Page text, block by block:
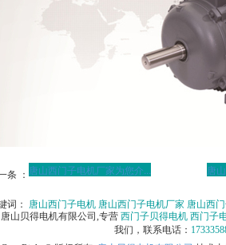
条 ： 唐山西门子电机厂家为您介... 唐
词： 唐山西门子电机 唐山西门子电机厂家 唐山西
唐山贝得电机有限公司,专营 西门子贝得电机 西门子
我们，联系电话：